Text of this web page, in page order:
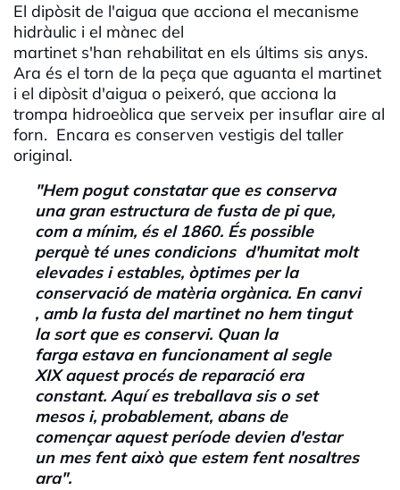
El dipòsit de l'aigua que acciona el mecanisme
hidràulic i el mànec del
martinet s'han rehabilitat en els últims sis anys.
Ara és el torn de la peça que aguanta el martinet
i el dipòsit d'aigua o peixeró, que acciona la
trompa hidroeòlica que serveix per insuflar aire al
forn. Encara es conserven vestigis del taller
original.
"Hem pogut constatar que es conserva
una gran estructura de fusta de pi que,
com a mínim, és el 1860. És possible
perquè té unes condicions d'humitat molt
elevades i estables, òptimes per la
conservació de matèria orgànica. En canvi
, amb la fusta del martinet no hem tingut
la sort que es conservi. Quan la
farga estava en funcionament al segle
XIXaquest procés de reparació era
constant. Aquí es treballava sis o set
mesos i, probablement, abans de
començar aquest període devien d'estar
un mes fent això que estem fent nosaltres
ara".